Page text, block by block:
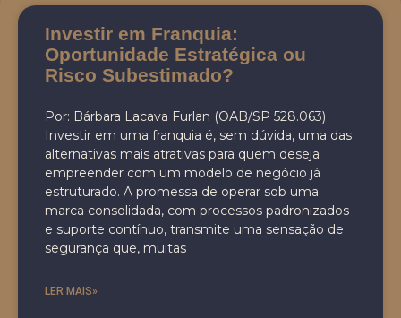
Investir em Franquia:
Oportunidade Estratégica ou
Risco Subestimado?
Por: Bárbara Lacava Furlan (OAB/SP 528.063)
Investir em uma franquia é, sem dúvida, uma das
alternativas mais atrativas para quem deseja
empreender com um modelo de negócio já
estruturado. A promessa de operar sob uma
marca consolidada, com processos padronizados
e suporte contínuo, transmite uma sensação de
segurança que, muitas
LER MAIS»